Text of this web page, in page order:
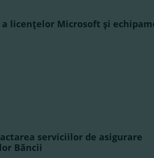
a licenţelor Microsoft şi
serviciilor de asigurare
Băncii